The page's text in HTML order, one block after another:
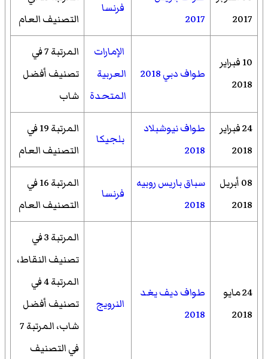
2017
2017
فرنسا
التصنيف العام
10 فبراير
2018
طواف دبي 2018
الإمارات
العربية
المتحدة
المرتبة 7 في
تصنيف أفضل
شاب
24 فبراير
2018
طواف نيوشبلاد
2018
بلجيكا
المرتبة 19 في
التصنيف العام
08 أبريل
2018
سباق باريس روبيه
2018
فرنسا
المرتبة 16 في
التصنيف العام
24 مايو
2018
طواف ديف يغد
2018
النرويج
المرتبة 3 في
تصنيف النقاط،
المرتبة 4 في
تصنيف أفضل
شاب، المرتبة 7
في التصنيف